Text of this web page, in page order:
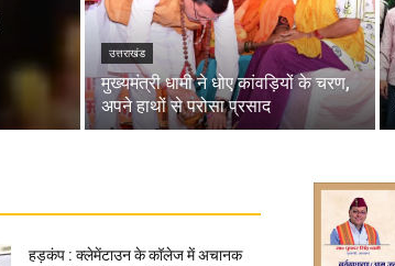
उत्तराखंड
मुख्यमंत्री धामी ने धोए कांवड़ियों के चरण,
अपने हाथों से परोसा प्रसाद
हड़कंप : क्लेमेंटाउन के कॉलेज में अचानक